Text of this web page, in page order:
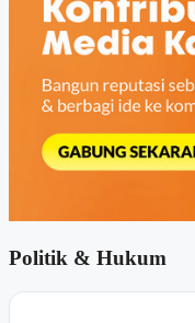
Politik & Hukum